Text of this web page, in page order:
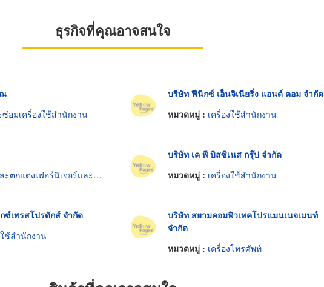
ธุรกิจที่คุณอาจสนใจ
ซ่อมเครื่องใช้สำนักงาน
บริษัท ฟีนิกซ์ เอ็นจิเนียริ่ง แอนด์ คอม จำกัด
หมวดหมู่ : เครื่องใช้สำนักงาน
แต่งเฟอร์นิเจอร์และอุปกรณ์สำนักงาน
บริษัท เค พี บิสซิเนส กรุ๊ป จำกัด
หมวดหมู่ : เครื่องใช้สำนักงาน
ซ์เพรสโปรดักส์ จำกัด
ใช้สำนักงาน
บริษัท สยามคอมพิวเทคโปรแมนเนจเมนท์
จำกัด
หมวดหมู่ : เครื่องโทรศัพท์